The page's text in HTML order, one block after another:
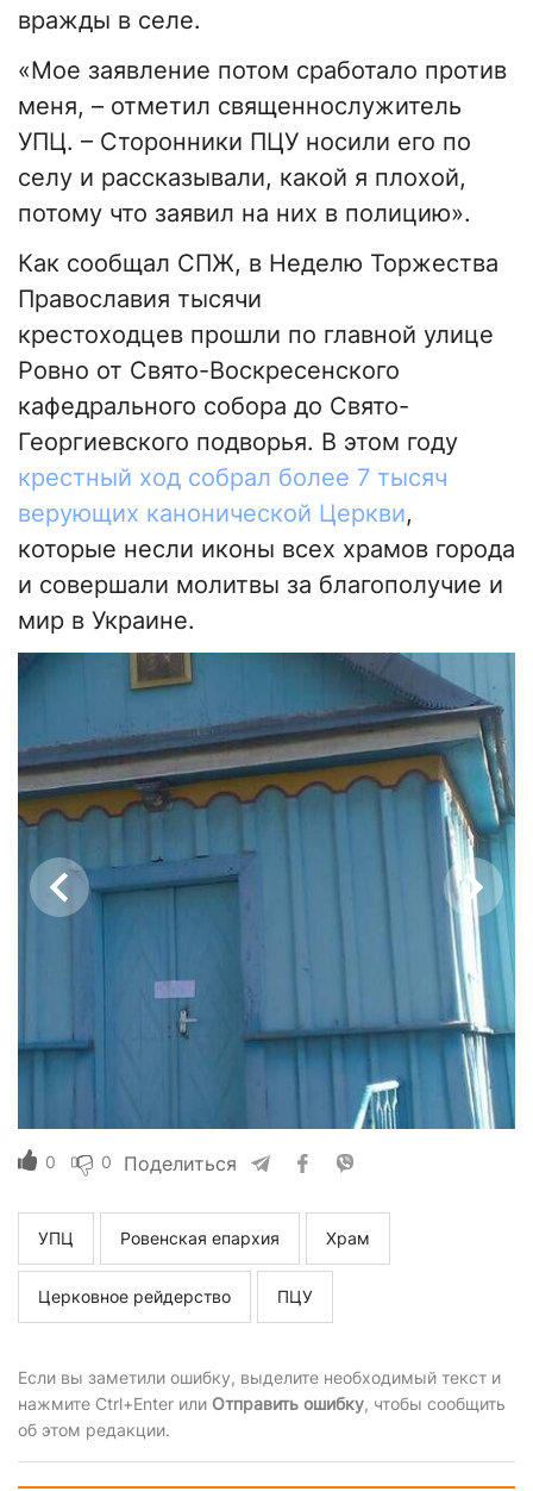
вражды в селе.
«Мое заявление потом сработало против
меня, – отметил священнослужитель
УПЦ. – Сторонники ПЦУ носили его по
селу и рассказывали, какой я плохой,
потому что заявил на них в полицию».
Как сообщал СПЖ, в Неделю Торжества
Православия тысячи
крестоходцев прошли по главной улице
Ровно от Свято-Воскресенского
кафедрального собора до Свято-
Георгиевского подворья. В этом году
крестный ход собрал более 7 тысяч
верующих канонической Церкви,
которые несли иконы всех храмов города
и совершали молитвы за благополучие и
мир в Украине.
0 0 Поделиться
УПЦ Ровенская епархия Храм
Церковное рейдерство ПЦУ
Если вы заметили ошибку, выделите необходимый текст и
нажмите Ctrl+Enter или Отправить ошибку, чтобы сообщить
об этом редакции.